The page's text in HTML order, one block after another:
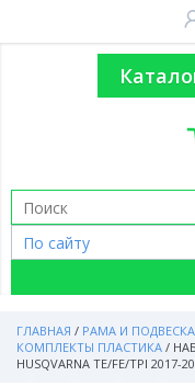
ГЛАВНАЯ / РАМА И ПОДВЕСКА
КОМПЛЕКТЫ ПЛАСТИКА /
HUSQVARNA TE/FE/TPI 2017-